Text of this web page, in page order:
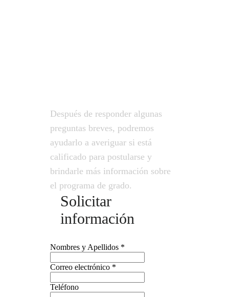
Después de responder algunas
preguntas breves, podremos
ayudarlo a averiguar si está
calificado para postularse y
brindarle más información sobre
el programa de grado.
Solicitar
información
Nombres y Apellidos *
Correo electrónico *
Teléfono